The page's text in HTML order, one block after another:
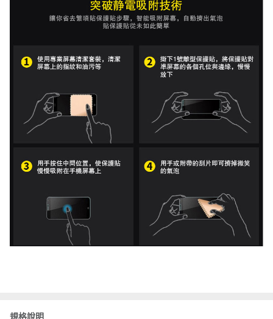
規格說明